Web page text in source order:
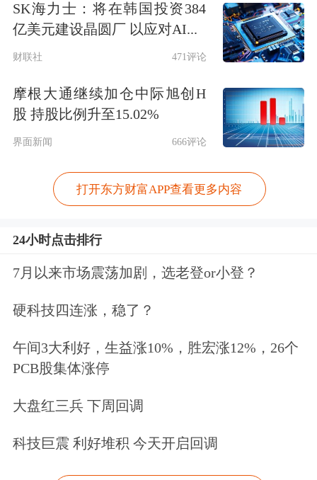
展开“互联网+智能电动车”领域的创新
2015年3月，阿里巴巴 和富士康联手打
造的“智能硬件一站式创新赋能平
台”——淘富成真在杭州云栖小镇启
动。截止目前已经举办多场创业赋能商
业见面会、资深人员创客平台赋能案例
活动。
百度和富士康也携手打造过具有对话式
语音交互能力的智能音箱，可实现播放
日程等多种功能。
工业富联选择BAT巨头作为重要合作伙
SK海力士：将在韩国投资384
亿美元建设晶圆厂 以应对AI...
财联社 471评论
摩根大通继续加仓中际旭创H
股 持股比例升至15.02%
界面新闻 666评论
打开东方财富APP查看更多内容
24小时点击排行
7月以来市场震荡加剧，选老登or小登？
硬科技四连涨，稳了？
午间3大利好，生益涨10%，胜宏涨12%，26个
PCB股集体涨停
大盘红三兵 下周回调
科技巨震 利好堆积 今天开启回调